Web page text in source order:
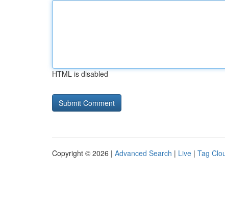
HTML is disabled
Copyright © 2026 | Advanced Search | Live | Tag